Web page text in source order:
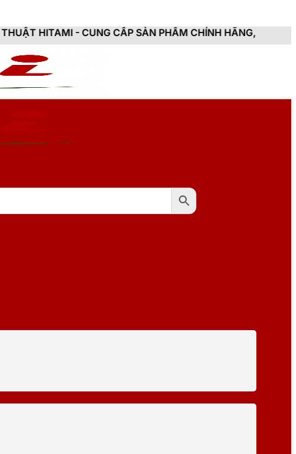
CUNG CẤP SẢN PHẨM CHÍNH HÃNG, MỚI 100%, ĐẦY ĐỦ